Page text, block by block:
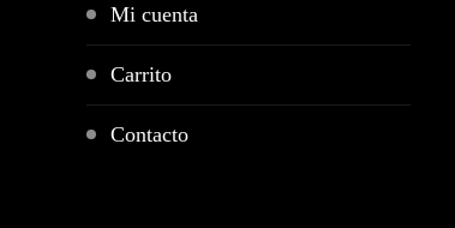
Mi cuenta
Carrito
Contacto